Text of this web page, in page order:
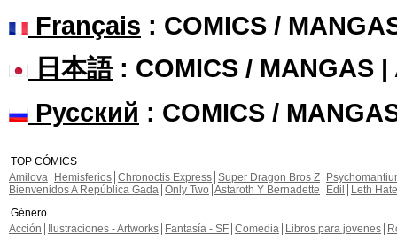
Français : COMICS /
日本語: COMICS / MANGAS |
Русский : COMICS /
TOP CÓMICS
Amilova
Hemisferios Chronoctis Express Super Dragon Bros Z
Bienvenidos A República Gada Only Two Astaroth Y Bernadette Edil
Leth Hate
Género
Acción
Ilustraciones - Artworks Fantasía - SF Comedia Libros para jovenes